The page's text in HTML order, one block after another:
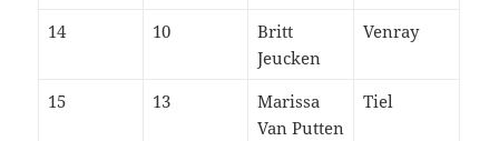
14 10
Britt
Jeucken
Venray
15 13
Marissa
Van Putten
Tiel